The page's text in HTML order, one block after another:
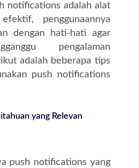
notifications adalah alat
penggunaannya
dengan hati-hati agar
pengalaman
adalah beberapa tips
push notifications
yang Relevan
push notifications yang